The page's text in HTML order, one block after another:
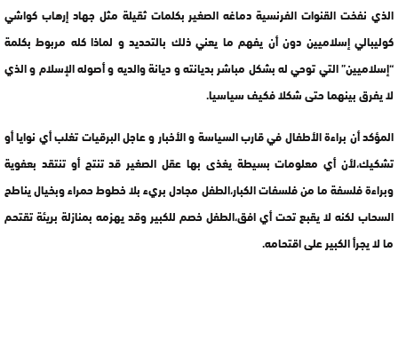
الذي نفخت القنوات الفرنسية دماغه الصغير بكلمات ثقيلة مثل جهاد إرهاب كواشي
كوليبالي إسلاميين دون أن يفهم ما يعني ذلك بالتحديد و لماذا كله مربوط بكلمة
“إسلاميين” التي توحي له بشكل مباشر بديانته و ديانة والديه و أصوله الإسلام و الذي
لا يفرق بينهما حتى شكلا فكيف سياسيا.
المؤكد أن براءة الأطفال في قارب السياسة و الأخبار و عاجل البرقيات تغلب أي نوايا أو
تشكيك،لأن أي معلومات بسيطة يغذى بها عقل الصغير قد تنتج أو تنتقد بعفوية
وبراءة فلسفة ما من فلسفات الكبار،الطفل مجادل بريء بلا خطوط حمراء وبخيال يناطح
السحاب لكنه لا يقبع تحت أي افق،الطفل خصم للكبير وقد يهزمه بمنازلة بريئة تقتحم
ما لا يجرأ الكبير على اقتحامه.